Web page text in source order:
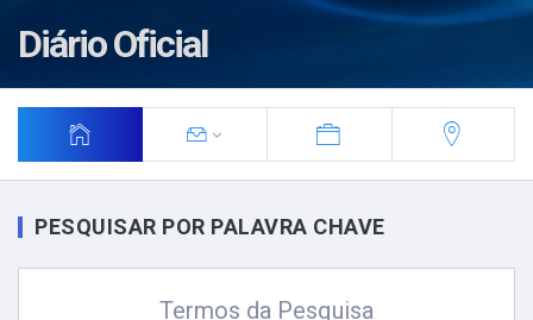
Diário Oficial
PESQUISAR POR PALAVRA CHAVE
Termos da Pesquisa